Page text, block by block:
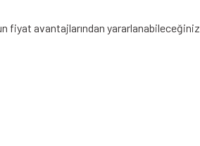
fiyat avantajlarından yararlanabileceğiniz